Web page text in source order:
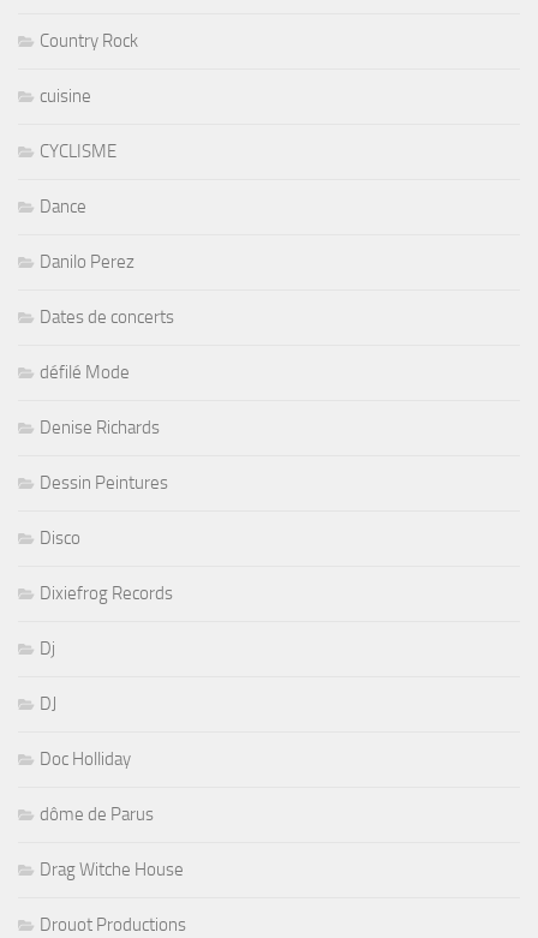
Country Rock
cuisine
CYCLISME
Dance
Danilo Perez
Dates de concerts
défilé Mode
Denise Richards
Dessin Peintures
Disco
Dixiefrog Records
Dj
DJ
Doc Holliday
dôme de Parus
Drag Witche House
Drouot Productions